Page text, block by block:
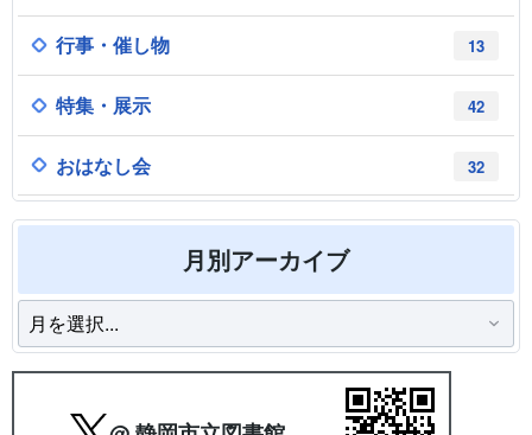
13
行事・催し物
42
特集・展示
32
おはなし会
月別アーカイブ